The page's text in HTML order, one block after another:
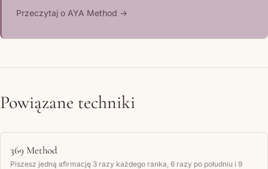
Przeczytaj o AYA Method →
Powiązane techniki
369 Method
Piszesz jedną afirmację 3 razy każdego ranka, 6 razy po południu i 9